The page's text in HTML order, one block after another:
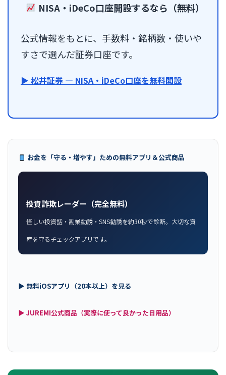
NISA・iDeCo口座開設するなら（無料）
公式情報をもとに、手数料・銘柄数・使いや
すさで選んだ証券口座です。
▶ 松井証券 — NISA・iDeCo口座を無料開設
お金を「守る・増やす」ための無料アプリ＆公式商品
投資詐欺レーダー（完全無料）
怪しい投資話・副業勧誘・SNS勧誘を約30秒で診断。大切な資
産を守るチェックアプリです。
▶ 無料iOSアプリ（20本以上）を見る
▶ JUREMI公式商品（実際に使って良かった日用品）